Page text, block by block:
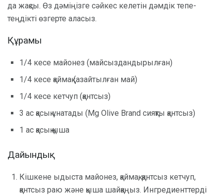
да жақсы. Өз дәміңізге сәйкес келетін дәмдік тепе-
теңдікті өзгерте аласыз.
Құрамы
1/4 кесе майонез (майсыздандырылған)
1/4 кесе қаймақ (азайтылған май)
1/4 кесе кетчуп (қантсыз)
3 ас қасық ұнатады (Mg Olive Brand сияқты қантсыз)
1 ас қасық қыша
Дайындық
Кішкене ыдыста майонез, қаймақ, қантсыз кетчуп,
қантсыз раю және қыша шайқаңыз. Ингредиенттерді